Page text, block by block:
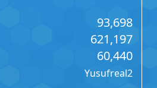
93,698
621,197
60,440
Yusufreal2